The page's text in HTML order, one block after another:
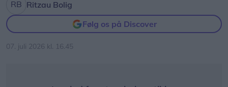
Ritzau Bolig
Følg os på Discover
07. juli 2026 kl. 16.45